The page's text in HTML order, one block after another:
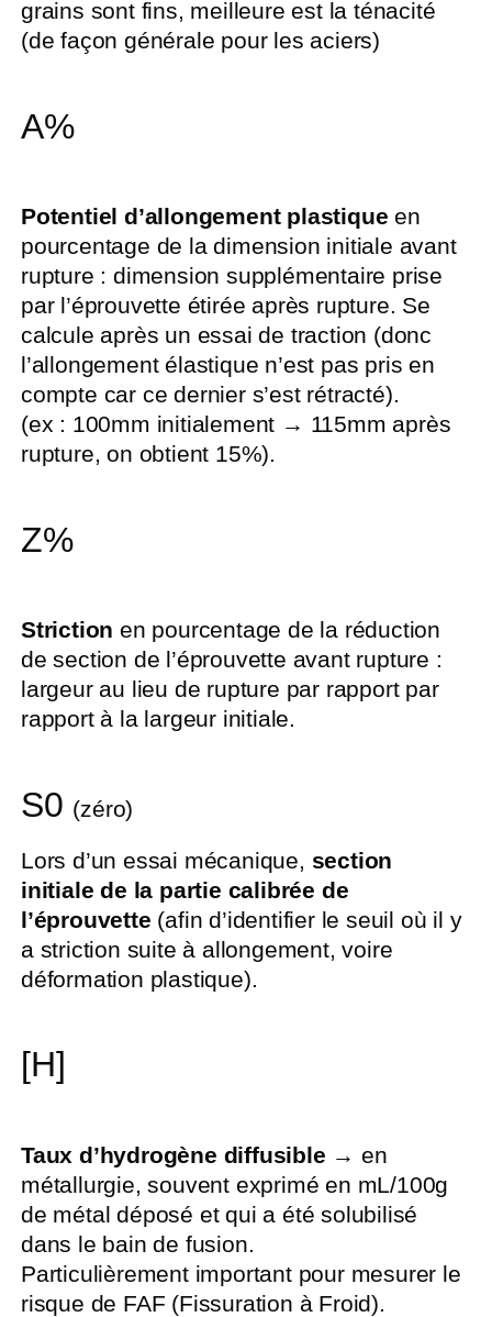
grains sont fins, meilleure est la ténacité
(de façon générale pour les aciers)
A%
Potentiel d’allongement plastique en
pourcentage de la dimension initiale avant
rupture : dimension supplémentaire prise
par l’éprouvette étirée après rupture. Se
calcule après un essai de traction (donc
l’allongement élastique n’est pas pris en
compte car ce dernier s’est rétracté).
(ex : 100mm initialement → 115mm après
rupture, on obtient 15%).
Z%
Striction en pourcentage de la réduction
de section de l’éprouvette avant rupture :
largeur au lieu de rupture par rapport par
rapport à la largeur initiale.
S0 (zéro)
Lors d’un essai mécanique, section
initiale de la partie calibrée de
l’éprouvette (afin d’identifier le seuil où il y
a striction suite à allongement, voire
déformation plastique).
[H]
Taux d’hydrogène diffusible → en
métallurgie, souvent exprimé en mL/100g
de métal déposé et qui a été solubilisé
dans le bain de fusion.
Particulièrement important pour mesurer le
risque de FAF (Fissuration à Froid).